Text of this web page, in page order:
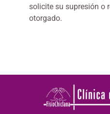
solicite su supresión o
otorgado.